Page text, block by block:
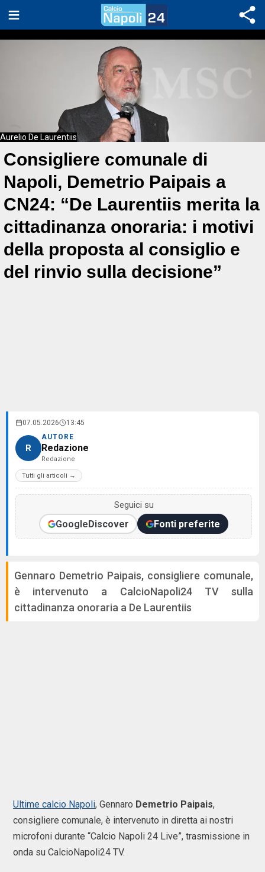
Aurelio De Laurentiis
Consigliere comunale di
Napoli, Demetrio Paipais a
CN24: “De Laurentiis merita la
cittadinanza onoraria: i motivi
della proposta al consiglio e
del rinvio sulla decisione”
07.05.2026 13:45
R
AUTORE
Redazione
Redazione
Tutti gli articoli →
Seguici su
GoogleDiscover Fonti preferite
Gennaro Demetrio Paipais, consigliere comunale,
è intervenuto a CalcioNapoli24 TV sulla
cittadinanza onoraria a De Laurentiis
Ultime calcio Napoli, Gennaro Demetrio Paipais,
consigliere comunale, è intervenuto in diretta ai nostri
microfoni durante “Calcio Napoli 24 Live”, trasmissione in
onda su CalcioNapoli24 TV.